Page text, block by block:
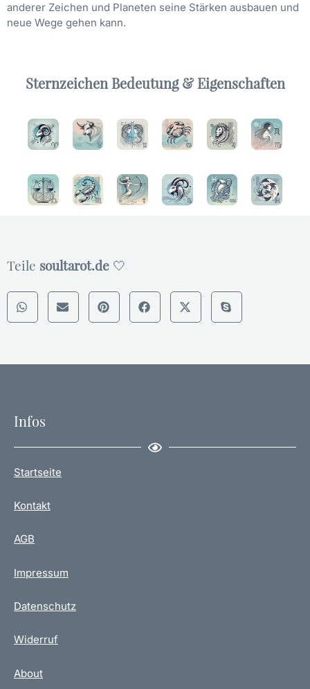
anderer Zeichen und Planeten seine Stärken ausbauen und
neue Wege gehen kann.
Sternzeichen Bedeutung & Eigenschaften
Teile soultarot.de 🤍
Infos
Startseite
Kontakt
AGB
Impressum
Datenschutz
Widerruf
About